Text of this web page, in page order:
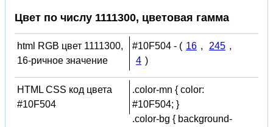
Цвет по числу 1111300, цветовая гамма
html RGB цвет 1111300,
16-ричное значение
#10F504 - ( 16 , 245 ,
4 )
HTML CSS код цвета
#10F504
.color-mn { color:
#10F504; }
.color-bg { background-